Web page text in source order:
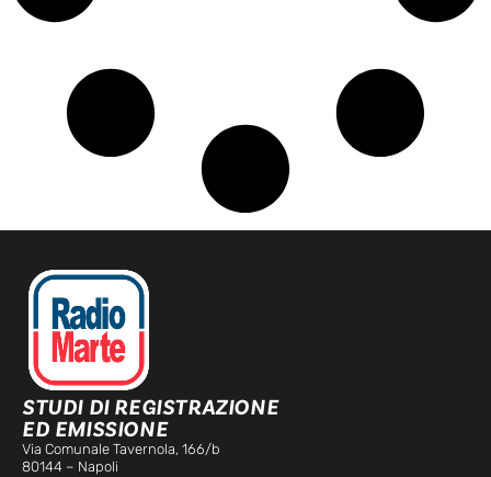
STUDI DI REGISTRAZIONE
ED EMISSIONE
Via Comunale Tavernola, 166/b
80144 – Napoli